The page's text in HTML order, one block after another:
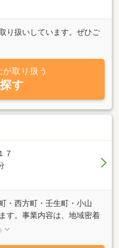
り扱いしています。ぜひご
取り扱う
す
７
・西方町・壬生町・小山
す。事業内容は、地域密着
パート・マンションの斡